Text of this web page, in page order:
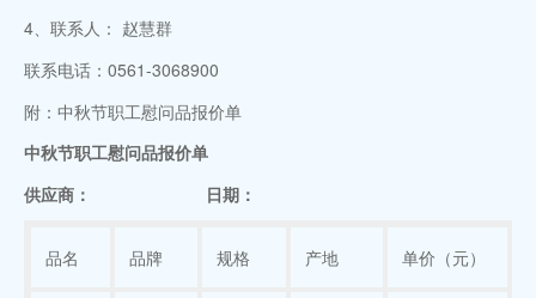
4、联系人： 赵慧群
联系电话：0561-3068900
附：中秋节职工慰问品报价单
中秋节职工慰问品报价单
供应商：
日期：
品名 品牌 规格 产地 单价（元）